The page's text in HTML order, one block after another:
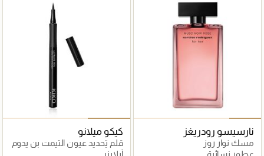
نارسيسو رودريغز
مسك نوار روز
كيكو ميلانو
قلم تحديد عيون التيمت بن يدوم
طويلاً